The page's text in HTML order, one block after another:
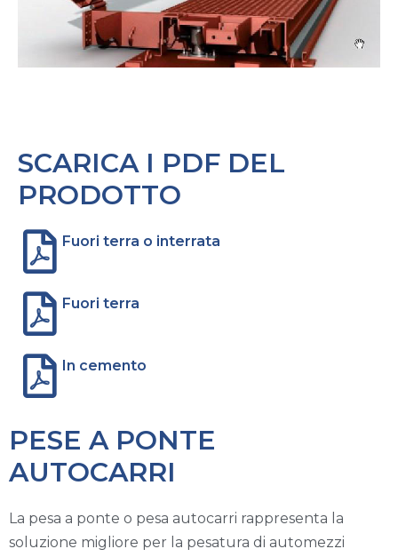
PESE A PONTE
AUTOCARRI
La pesa a ponte o pesa autocarri rappresenta la
soluzione migliore per la pesatura di automezzi
SCARICA I PDF DEL
PRODOTTO
Fuori terra o interrata
Fuori terra
In cemento